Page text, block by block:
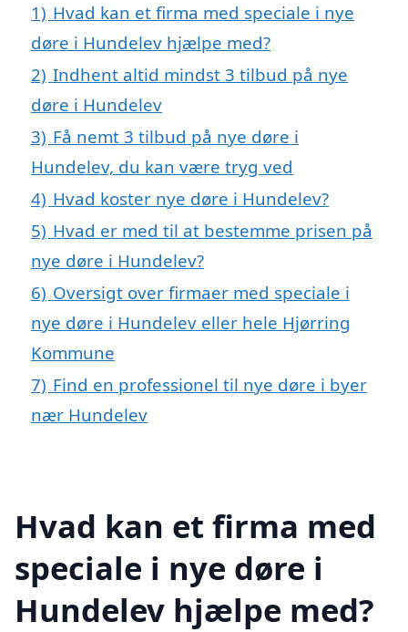
1) Hvad kan et firma med speciale i nye
døre i Hundelev hjælpe med?
2) Indhent altid mindst 3 tilbud på nye
døre i Hundelev
3) Få nemt 3 tilbud på nye døre i
Hundelev, du kan være tryg ved
4) Hvad koster nye døre i Hundelev?
5) Hvad er med til at bestemme prisen på
nye døre i Hundelev?
6) Oversigt over firmaer med speciale i
nye døre i Hundelev eller hele Hjørring
Kommune
7) Find en professionel til nye døre i byer
nær Hundelev
Hvad kan et firma med
speciale i nye døre i
Hundelev hjælpe med?